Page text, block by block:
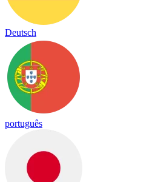
Deutsch
português